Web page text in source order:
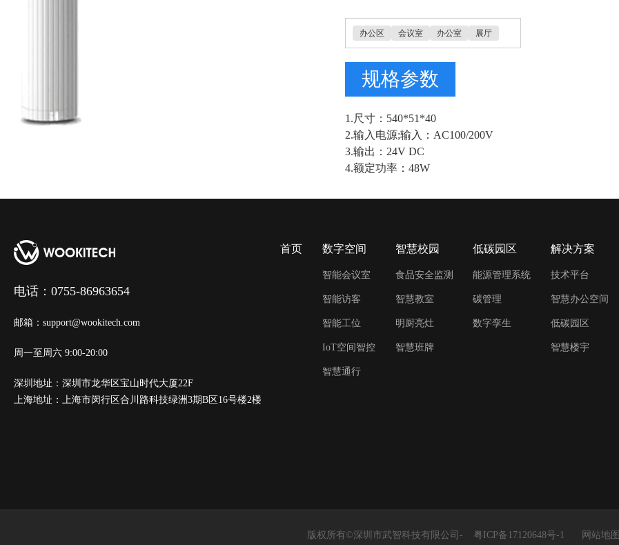
办公区 会议室 办公室 展厅
规格参数
1.尺寸：540*51*40
2.输入电源;输入：AC100/200V
3.输出：24V DC
4.额定功率：48W
电话：0755-86963654
邮箱：support@wookitech.com
周一至周六 9:00-20:00
深圳地址：深圳市龙华区宝山时代大厦22F
上海地址：上海市闵行区合川路科技绿洲3期B区16号楼2楼
首页 数字空间
智能会议室
智能访客
智能工位
IoT空间智控
智慧通行
智慧校园
食品安全监测
智慧教室
明厨亮灶
智慧班牌
低碳园区
能源管理系统
碳管理
数字孪生
解决方案
技术平台
智慧办公空间
低碳园区
智慧楼宇
版权所有©深圳市武智科技有限公司- 粤ICP备17120648号-1 网站地图